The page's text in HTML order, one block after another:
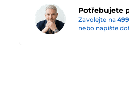
Potřebujete
Zavolejte na
nebo napište